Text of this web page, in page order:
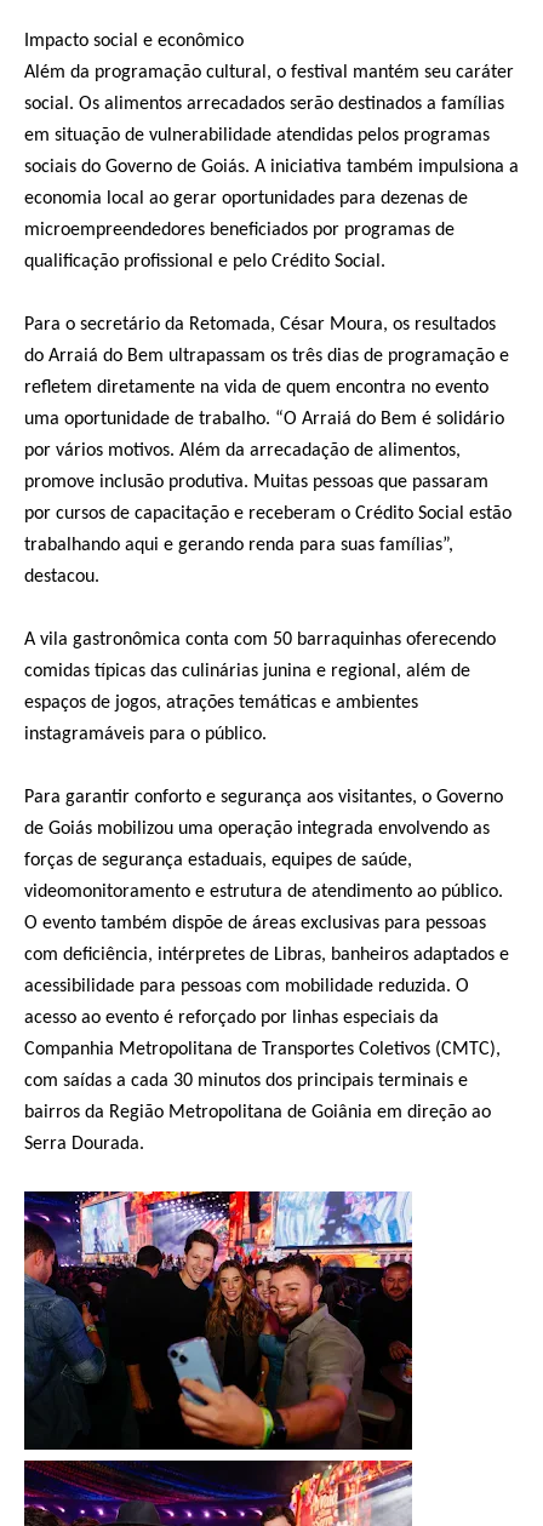
Impacto social e econômico
Além da programação cultural, o festival mantém seu caráter
social. Os alimentos arrecadados serão destinados a famílias
em situação de vulnerabilidade atendidas pelos programas
sociais do Governo de Goiás. A iniciativa também impulsiona a
economia local ao gerar oportunidades para dezenas de
microempreendedores beneficiados por programas de
qualificação profissional e pelo Crédito Social.
Para o secretário da Retomada, César Moura, os resultados
do Arraiá do Bem ultrapassam os três dias de programação e
refletem diretamente na vida de quem encontra no evento
uma oportunidade de trabalho. “O Arraiá do Bem é solidário
por vários motivos. Além da arrecadação de alimentos,
promove inclusão produtiva. Muitas pessoas que passaram
por cursos de capacitação e receberam o Crédito Social estão
trabalhando aqui e gerando renda para suas famílias”,
destacou.
A vila gastronômica conta com 50 barraquinhas oferecendo
comidas típicas das culinárias junina e regional, além de
espaços de jogos, atrações temáticas e ambientes
instagramáveis para o público.
Para garantir conforto e segurança aos visitantes, o Governo
de Goiás mobilizou uma operação integrada envolvendo as
forças de segurança estaduais, equipes de saúde,
videomonitoramento e estrutura de atendimento ao público.
O evento também dispõe de áreas exclusivas para pessoas
com deficiência, intérpretes de Libras, banheiros adaptados e
acessibilidade para pessoas com mobilidade reduzida. O
acesso ao evento é reforçado por linhas especiais da
Companhia Metropolitana de Transportes Coletivos (CMTC),
com saídas a cada 30 minutos dos principais terminais e
bairros da Região Metropolitana de Goiânia em direção ao
Serra Dourada.